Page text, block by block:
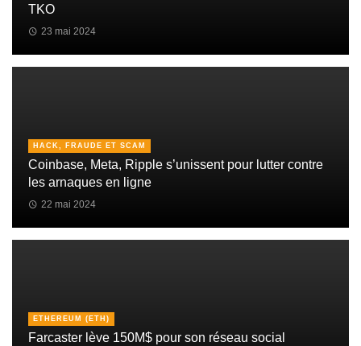
TKO
23 mai 2024
HACK, FRAUDE ET SCAM
Coinbase, Meta, Ripple s’unissent pour lutter contre
les arnaques en ligne
22 mai 2024
ETHEREUM (ETH)
Farcaster lève 150M$ pour son réseau social